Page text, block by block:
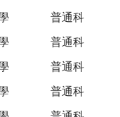
普通科
普通科
普通科
普通科